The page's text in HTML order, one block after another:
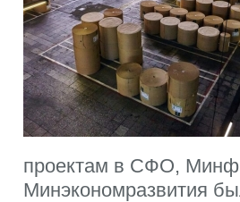
проектам в СФО,
Минэкономразвития